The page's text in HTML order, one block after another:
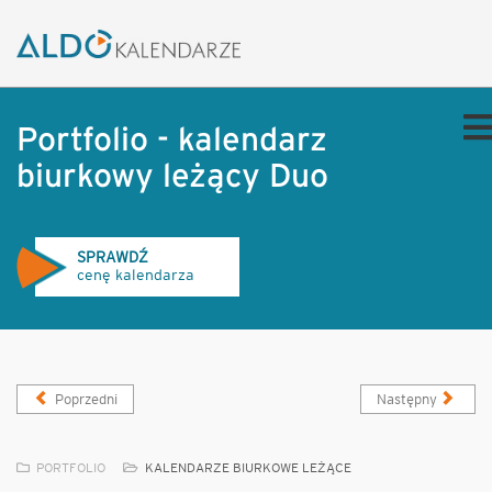
Portfolio - kalendarz
biurkowy leżący Duo
SPRAWDŹ
cenę kalendarza
Poprzedni Następny
PORTFOLIO KALENDARZE BIURKOWE LEŻĄCE